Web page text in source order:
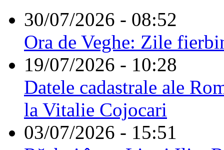
30/07/2026 - 08:52
Ora de Veghe: Zile
19/07/2026 - 10:28
Datele cadastrale ale
la Vitalie Cojocari
03/07/2026 - 15:51